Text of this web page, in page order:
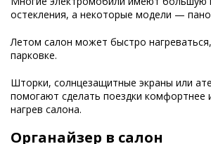
остекления, а некоторые модели —
Летом салон может быстро
парковке.
Шторки, солнцезащитные экраны или
помогают сделать поездки комфортнее
нагрев салона.
Органайзер в салон